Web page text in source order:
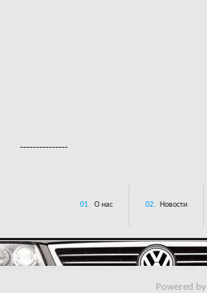
---------------
01. О нас 02. Новости
Powered by